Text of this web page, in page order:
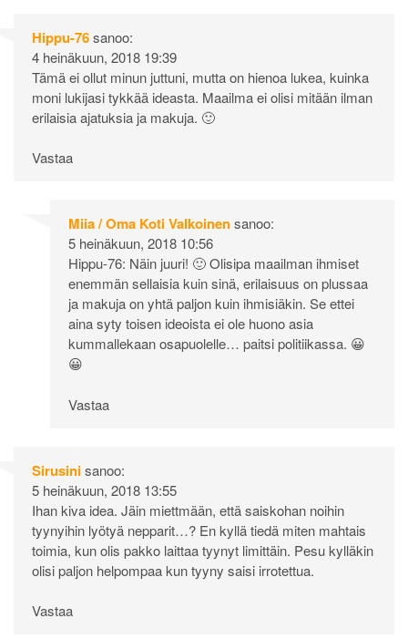
Hippu-76sanoo:
4 heinäkuun, 2018 19:39
Tämä ei ollut minun juttuni, mutta on hienoa lukea, kuinka
moni lukijasi tykkää ideasta. Maailma ei olisi mitään ilman
erilaisia ajatuksia ja makuja. 🙂
Vastaa
Miia / Oma Koti Valkoinensanoo:
5 heinäkuun, 2018 10:56
Hippu-76: Näin juuri! 🙂 Olisipa maailman ihmiset
enemmän sellaisia kuin sinä, erilaisuus on plussaa
ja makuja on yhtä paljon kuin ihmisiäkin. Se ettei
aina syty toisen ideoista ei ole huono asia
kummallekaan osapuolelle… paitsi politiikassa. 😀
😀
Vastaa
Sirusinisanoo:
5 heinäkuun, 2018 13:55
Ihan kiva idea. Jäin miettmään, että saiskohan noihin
tyynyihin lyötyä nepparit…? En kyllä tiedä miten mahtais
toimia, kun olis pakko laittaa tyynyt limittäin. Pesu kylläkin
olisi paljon helpompaa kun tyyny saisi irrotettua.
Vastaa